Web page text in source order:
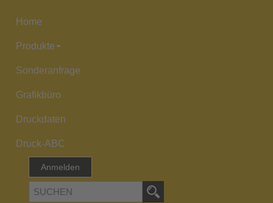
Home
Produkte
Sonderanfrage
Grafikbüro
Druckdaten
Druck-ABC
Anmelden